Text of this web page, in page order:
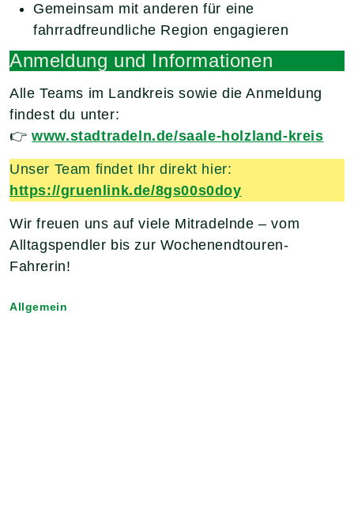
Gemeinsam mit anderen für eine
fahrradfreundliche Region engagieren
Anmeldung und Informationen
Alle Teams im Landkreis sowie die Anmeldung
findest du unter:
👉www.stadtradeln.de/saale-holzland-kreis
Unser Team findet Ihr direkt hier:
https://gruenlink.de/8gs00s0doy
Wir freuen uns auf viele Mitradelnde – vom
Alltagspendler bis zur Wochenendtouren-
Fahrerin!
Allgemein